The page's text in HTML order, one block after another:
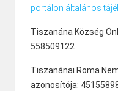
portálon általános
Tiszanána Község
558509122
Tiszanánai Roma
azonosítója: